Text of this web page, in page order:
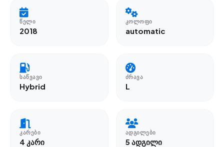
ᲬᲔᲚᲘ
2018
ᲙᲝᲚᲝᲤᲘ
automatic
ᲡᲐᲬᲕᲐᲕᲘ
Hybrid
ᲫᲠᲐᲕᲐ
L
ᲙᲐᲠᲔᲑᲘ
4 კარი
ᲐᲓᲒᲘᲚᲔᲑᲘ
5 ადგილი